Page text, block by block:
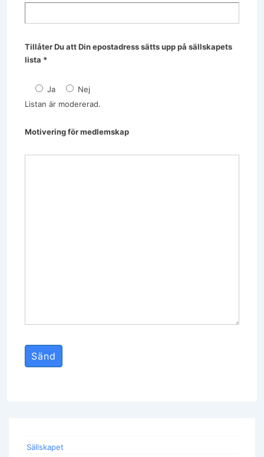
Tillåter Du att Din epostadress sätts upp på sällskapets
lista *
Ja
Nej
Listan är modererad.
Motivering för medlemskap
Sällskapet